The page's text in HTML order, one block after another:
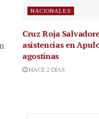
NACIONALES
Cruz Roja
asistencias en
agostinas
HACE 2 DÍAS